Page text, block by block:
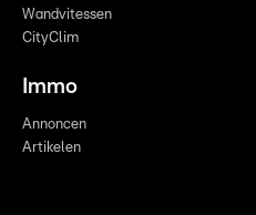
Wandvitessen
CityClim
Immo
Annoncen
Artikelen